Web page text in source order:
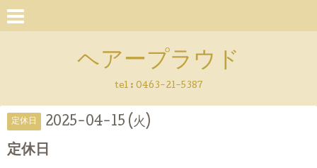
ヘアープラウド
tel : 0463-21-5387
定休日 2025-04-15 (火)
定休日